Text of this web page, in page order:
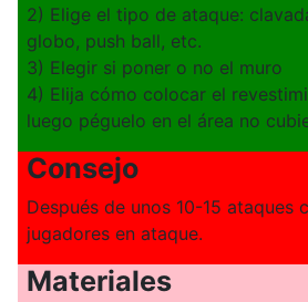
2) Elige el tipo de ataque:
globo, push ball, etc.
3) Elegir si poner o no el muro
4) Elija cómo colocar el
luego péguelo en el área no
Consejo
Después de unos 10-15 ataques
jugadores en ataque.
Materiales